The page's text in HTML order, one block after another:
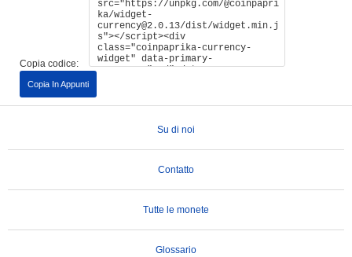
Copia codice:
Copia In Appunti
Su di noi
Contatto
Tutte le monete
Glossario